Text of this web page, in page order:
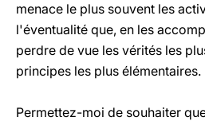
menace le plus souvent les
l'éventualité que, en les
perdre de vue les vérités les
principes les plus élémentaires.
Permettez-moi de souhaiter